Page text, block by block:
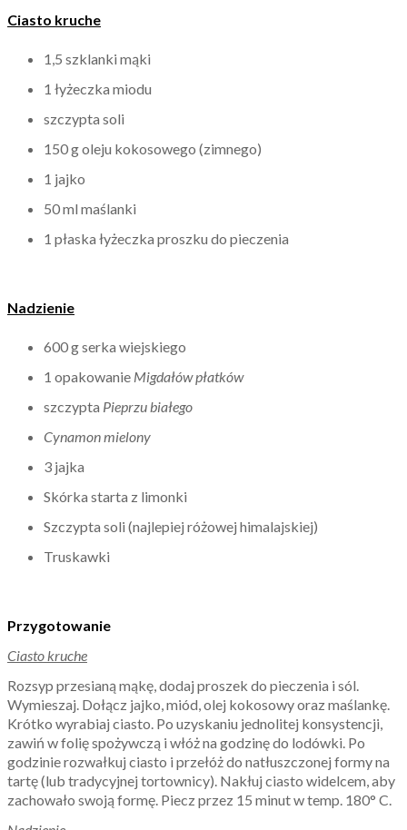
Ciasto kruche
1,5 szklanki mąki
1 łyżeczka miodu
szczypta soli
150 g oleju kokosowego (zimnego)
1 jajko
50 ml maślanki
1 płaska łyżeczka proszku do pieczenia
Nadzienie
600 g serka wiejskiego
1 opakowanie Migdałów płatków
szczypta Pieprzu białego
Cynamon mielony
3 jajka
Skórka starta z limonki
Szczypta soli (najlepiej różowej himalajskiej)
Truskawki
Przygotowanie
Ciasto kruche
Rozsyp przesianą mąkę, dodaj proszek do pieczenia i sól.
Wymieszaj. Dołącz jajko, miód, olej kokosowy oraz maślankę.
Krótko wyrabiaj ciasto. Po uzyskaniu jednolitej konsystencji,
zawiń w folię spożywczą i włóż na godzinę do lodówki. Po
godzinie rozwałkuj ciasto i przełóż do natłuszczonej formy na
tartę (lub tradycyjnej tortownicy). Nakłuj ciasto widelcem, aby
zachowało swoją formę. Piecz przez 15 minut w temp. 180° C.